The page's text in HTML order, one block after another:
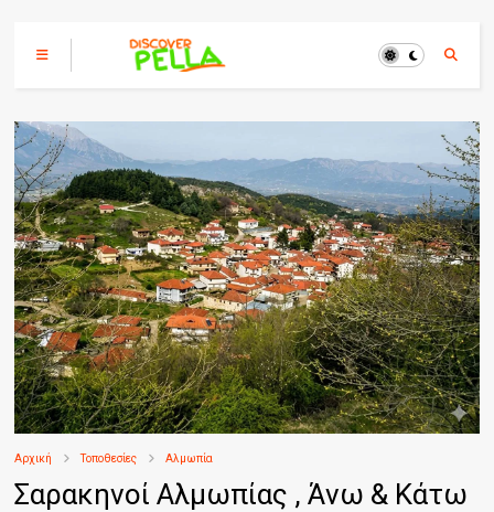
Αρχική Τοποθεσίες Αλμωπία
Σαρακηνοί Αλμωπίας , Άνω & Κάτω